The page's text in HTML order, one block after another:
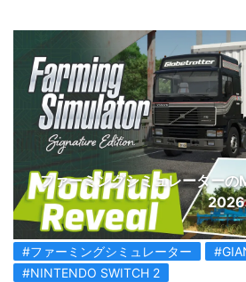
ファーミングシミュレーター
#ファーミングシミュレーター
#NINTENDO SWITCH 2